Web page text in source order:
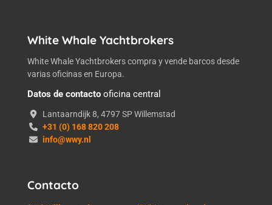
White Whale Yachtbrokers
White Whale Yachtbrokers compra y vende barcos desde
varias oficinas en Europa.
Datos de contactooficina central
Lantaarndijk 8, 4797 SP Willemstad
+31 (0) 168 820 208
info@wwy.nl
Contacto